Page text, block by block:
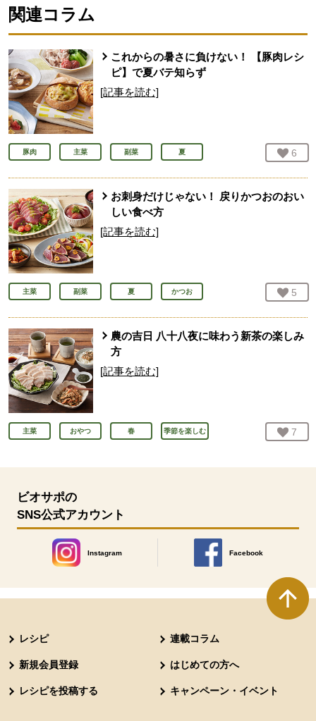
関連コラム
これからの暑さに負けない！ 【豚肉レシ
ピ】で夏バテ知らず
[記事を読む]
豚肉 主菜 副菜 夏 お気
6
お刺身だけじゃない！ 戻りかつおのおい
しい食べ方
[記事を読む]
主菜 副菜 夏 かつお お気
5
農の吉日 八十八夜に味わう新茶の楽しみ
方
[記事を読む]
主菜 おやつ 春 季節を楽しむ お気
7
ビオサポの
SNS公式アカウント
Instagram
別のウィンドウで開きます。
Facebook
別のウィンドウで開きます
レシピ 連載コラム
新規会員登録 はじめての方へ
レシピを投稿する キャンペーン・イベント